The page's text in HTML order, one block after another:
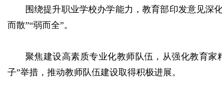
围绕提升职业学校办学能力，教育部印发意见深
而散”“弱而全”。
聚焦建设高素质专业化教师队伍，从强化教育
子”举措，推动教师队伍建设取得积极进展。